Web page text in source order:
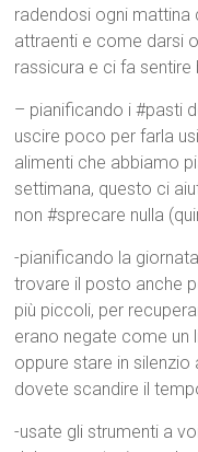
radendosi ogni mattina
attraenti e come darsi
rassicura e ci fa sentire
– pianificando i #pasti
uscire poco per farla
alimenti che abbiamo
settimana, questo ci
non #sprecare nulla
-pianificando la
trovare il posto anche
più piccoli, per
erano negate come un
oppure stare in
dovete scandire il
-usate gli strumenti a